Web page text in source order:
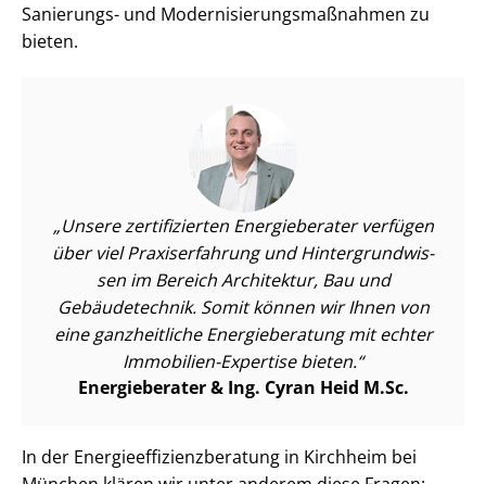
Sanierungs- und Mo­der­ni­sie­rungs­maß­nah­men zu
bieten.
Unsere zertifizierten Energieberater verfügen
über viel Praxiserfahrung und Hin­ter­grund­wis­
sen im Bereich Architektur, Bau und
Gebäudetechnik. Somit können wir Ihnen von
eine ganzheitliche Energieberatung mit echter
Immobilien-Expertise bieten.
Energieberater & Ing. Cyran Heid M.Sc.
In der En­er­gie­ef­fi­zi­enz­be­ra­tung in Kirchheim bei